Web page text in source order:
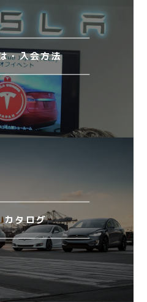
・入会方法
カタログ